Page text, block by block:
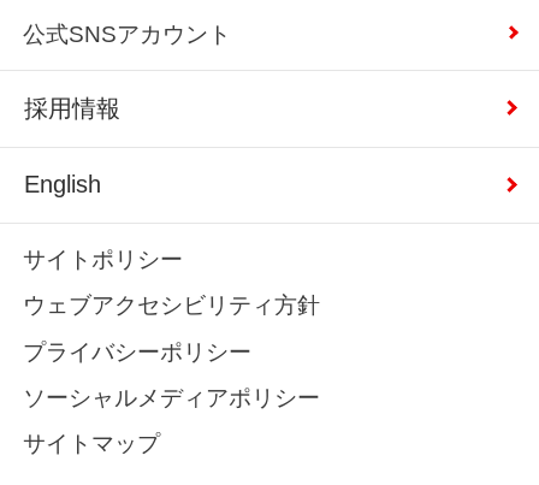
公式SNSアカウント
採用情報
English
サイトポリシー
ウェブアクセシビリティ方針
プライバシーポリシー
ソーシャルメディアポリシー
サイトマップ